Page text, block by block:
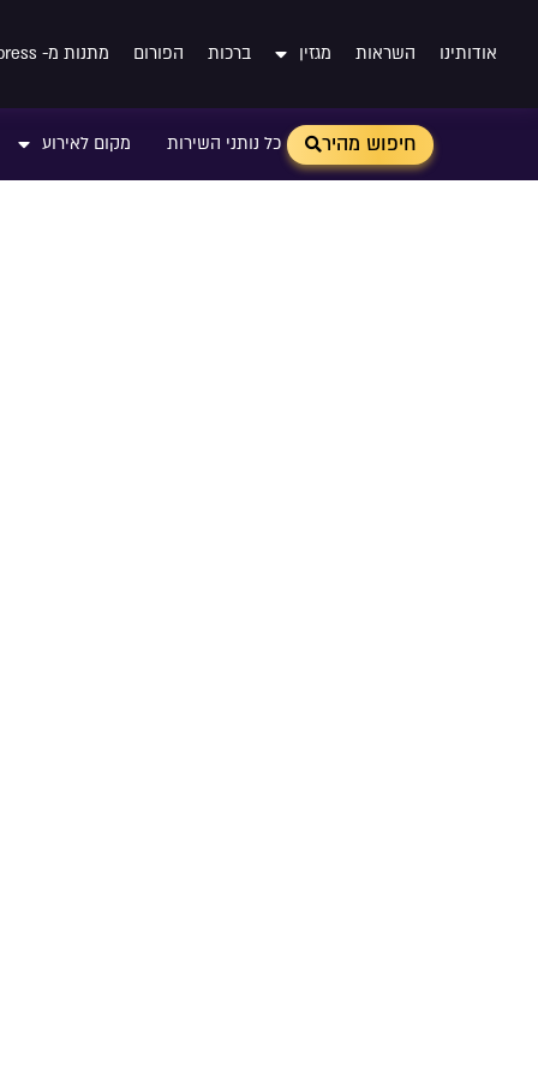
אודותינו השראות מגזין ברכות הפורום מתנות מ- Aliexpress
חיפוש מהיר כל נותני השירות מקום לאירוע